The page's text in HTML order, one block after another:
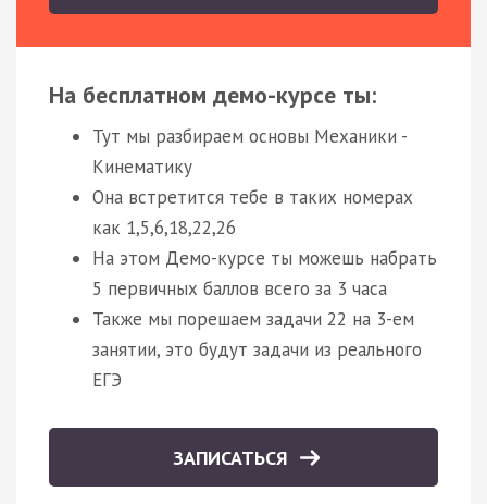
На бесплатном демо-курсе ты:
Тут мы разбираем основы Механики -
Кинематику
Она встретится тебе в таких номерах
как 1,5,6,18,22,26
На этом Демо-курсе ты можешь набрать
5 первичных баллов всего за 3 часа
Также мы порешаем задачи 22 на 3-ем
занятии, это будут задачи из реального
ЕГЭ
ЗАПИСАТЬСЯ